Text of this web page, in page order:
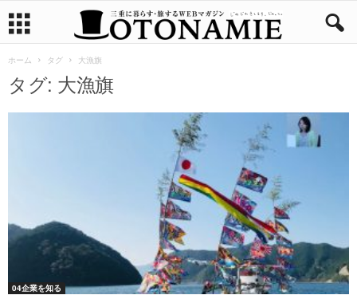
ホーム タグ 大漁旗
タグ: 大漁旗
04企業を知る